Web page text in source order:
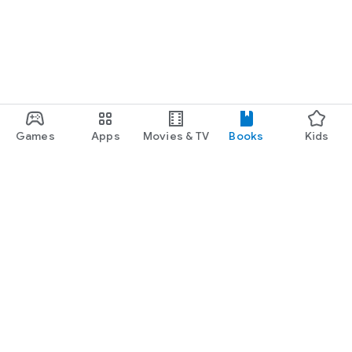
Games Apps Movies & TV Books Kids